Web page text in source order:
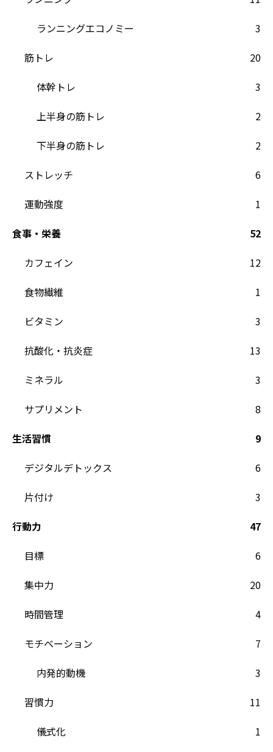
ランニングエコノミー
3
筋トレ
20
体幹トレ
3
上半身の筋トレ
2
下半身の筋トレ
2
ストレッチ
6
運動強度
1
食事・栄養
52
カフェイン
12
食物繊維
1
ビタミン
3
抗酸化・抗炎症
13
ミネラル
3
サプリメント
8
生活習慣
9
デジタルデトックス
6
片付け
3
行動力
47
目標
6
集中力
20
時間管理
4
モチベーション
7
内発的動機
3
習慣力
11
儀式化
1